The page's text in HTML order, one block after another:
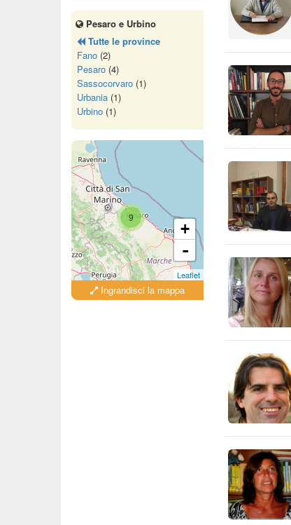
Pesaro e Urbino
Tutte le province
Fano (2)
Pesaro (4)
Sassocorvaro (1)
Urbania (1)
Urbino (1)
9
+
-
Leaflet
Ingrandisci la mappa